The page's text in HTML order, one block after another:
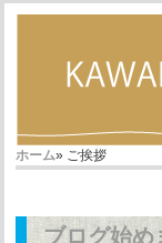
ホーム» ご挨拶
ブログ始